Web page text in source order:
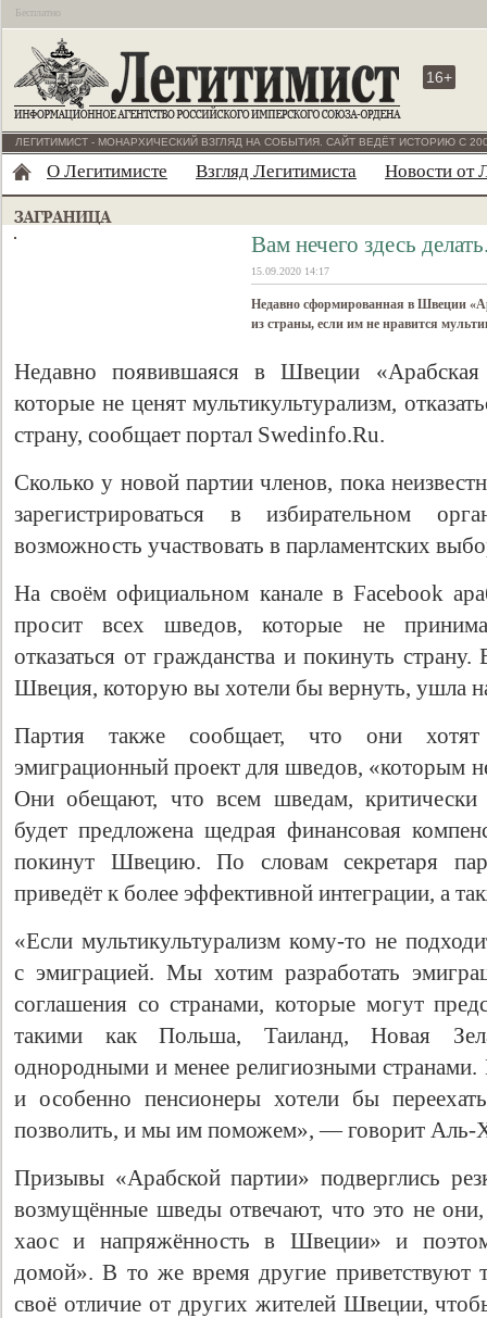
Бесплатно
16+
ЛЕГИТИМИСТ - МОНАРХИЧЕСКИЙ ВЗГЛЯД НА СОБЫТИЯ. САЙТ ВЕДЁТ ИСТОРИЮ С
О Легитимисте Взгляд Легитимиста Новости от
Вам нечего здесь
15.09.2020 14:17
Недавно сформированная в Швеции
из страны, если им не нравится
Недавно появившаяся в Швеции «Арабская
которые не ценят мультикультурализм,
страну, сообщает портал Swedinfo.Ru.
Сколько у новой партии членов, пока
зарегистрироваться в избирательном
возможность участвовать в парламентских
На своём официальном канале в Facebook
просит всех шведов, которые не
отказаться от гражданства и покинуть
Швеция, которую вы хотели бы вернуть, ушла
Партия также сообщает, что они хотят
эмиграционный проект для шведов, «которым
Они обещают, что всем шведам,
будет предложена щедрая финансовая
покинут Швецию. По словам секретаря
приведёт к более эффективной интеграции, а
«Если мультикультурализм кому-то не
с эмиграцией. Мы хотим разработать
соглашения со странами, которые могут
такими как Польша, Таиланд, Новая
однородными и менее религиозными
и особенно пенсионеры хотели бы
позволить, и мы им поможем», — говорит Аль-
Призывы «Арабской партии» подверглись
возмущённые шведы отвечают, что это не
хаос и напряжённость в Швеции» и
домой». В то же время другие приветствуют
своё отличие от других жителей Швеции,
Свидетельство